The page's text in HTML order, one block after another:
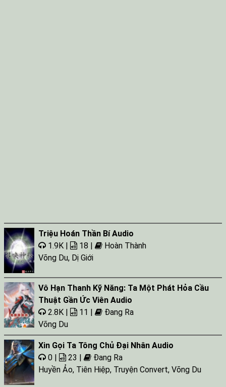
Triệu Hoán Thần Bí Audio
1.9K |
18 |
Hoàn Thành
Võng Du, Dị Giới
Vô Hạn Thanh Kỹ Năng: Ta Một Phát Hỏa Cầu
Thuật Gần Ức Viên Audio
2.8K |
11 |
Đang Ra
Võng Du
Xin Gọi Ta Tông Chủ Đại Nhân Audio
0 |
23 |
Đang Ra
Huyền Ảo, Tiên Hiệp, Truyện Convert, Võng Du